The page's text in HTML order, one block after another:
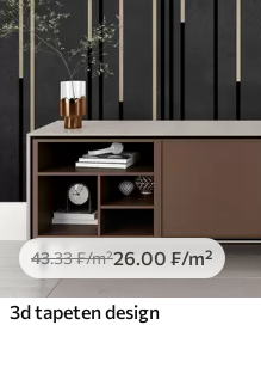
43.33₣/m²26.00 ₣/m²
3d tapeten design